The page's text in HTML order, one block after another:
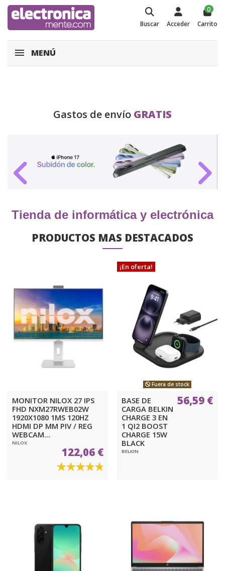
Buscar Acceder
0
Carrito
MENÚ
Gastos de envío GRATIS
Tienda de informática y electrónica
PRODUCTOS MAS DESTACADOS
MONITOR NILOX 27 IPS
FHD NXM27RWEB02W
1920X1080 1MS 120HZ
HDMI DP MM PIV / REG
WEBCAM...
NILOX
122,06 €
¡En oferta!
Fuera de stock
BASE DE
CARGA BELKIN
CHARGE 3 EN
1 QI2 BOOST
CHARGE 15W
BLACK
BELKIN
56,59 €